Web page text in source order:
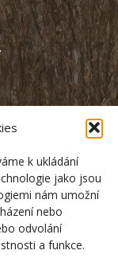
k ukládání
jako jsou
nám umožní
nebo
odvolání
a funkce.